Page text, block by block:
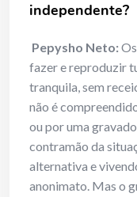
independente?
Pepysho Neto:
fazer e reproduzir
tranquila, sem
não é
ou por uma
contramão da
alternativa e
anonimato. Mas o